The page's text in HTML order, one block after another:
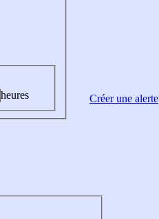
heures
Créer une alerte